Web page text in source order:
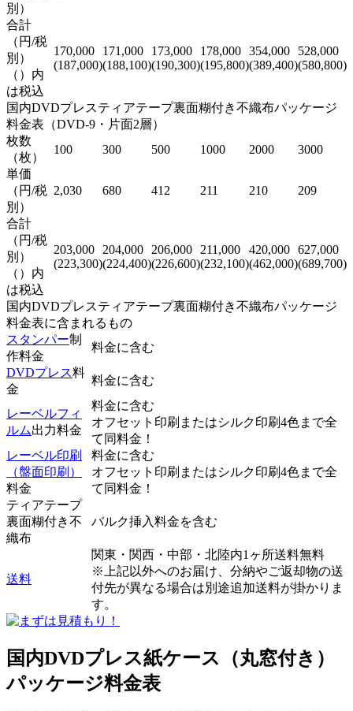
別）
合計
（円/税
別）
（）内
は税込
170,000
(187,000)
171,000
(188,100)
173,000
(190,300)
178,000
(195,800)
354,000
(389,400)
528,000
(580,800)
国内DVDプレスティアテープ裏面糊付き不織布パッケージ
料金表（DVD-9・片面2層）
枚数
（枚）
100 300 500 1000 2000
3000
単価
（円/税
別）
2,030 680 412 211 210 209
合計
（円/税
別）
（）内
は税込
203,000
(223,300)
204,000
(224,400)
206,000
(226,600)
211,000
(232,100)
420,000
(462,000)
627,000
(689,700)
国内DVDプレスティアテープ裏面糊付き不織布パッケージ
料金表に含まれるもの
スタンパー制
作料金
料金に含む
DVDプレス料
金
料金に含む
レーベルフィ
ルム出力料金
料金に含む
オフセット印刷またはシルク印刷4色まで全
て同料金！
レーベル印刷
（盤面印刷）
料金
料金に含む
オフセット印刷またはシルク印刷4色まで全
て同料金！
ティアテープ
裏面糊付き不
織布
バルク挿入料金を含む
送料
関東・関西・中部・北陸内1ヶ所送料無料
※上記以外へのお届け、分納やご返却物の送
付先が異なる場合は別途追加送料が掛かりま
す。
国内DVDプレス紙ケース（丸窓付き）
パッケージ料金表